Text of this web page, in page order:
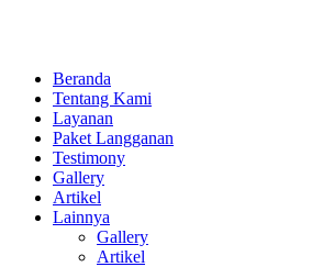
Beranda
Tentang Kami
Layanan
Paket Langganan
Testimony
Gallery
Artikel
Lainnya
Gallery
Artikel